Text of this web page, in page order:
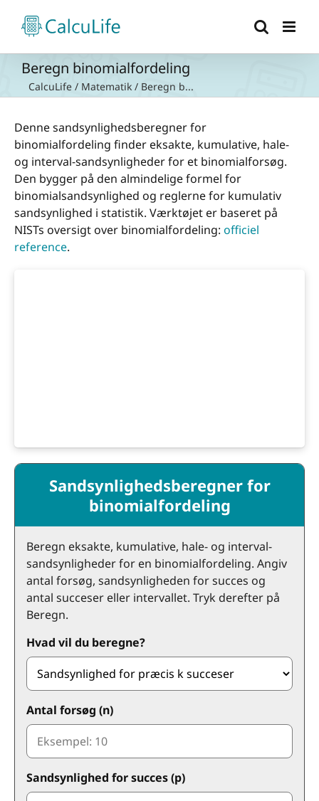
content
Beregn binomialfordeling
CalcuLife / Matematik / Beregn b...
Denne sandsynlighedsberegner for
binomialfordeling finder eksakte, kumulative, hale-
og interval-sandsynligheder for et binomialforsøg.
Den bygger på den almindelige formel for
binomialsandsynlighed og reglerne for kumulativ
sandsynlighed i statistik. Værktøjet er baseret på
NISTs oversigt over binomialfordeling: officiel
reference.
Sandsynlighedsberegner for
binomialfordeling
Beregn eksakte, kumulative, hale- og interval-
sandsynligheder for en binomialfordeling. Angiv
antal forsøg, sandsynligheden for succes og
antal succeser eller intervallet. Tryk derefter på
Beregn.
Hvad vil du beregne?
Antal forsøg (n)
Sandsynlighed for succes (p)